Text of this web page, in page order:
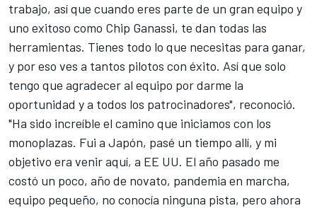
trabajo, así que cuando eres parte de un gran equipo y
uno exitoso como Chip Ganassi, te dan todas las
herramientas. Tienes todo lo que necesitas para ganar,
y por eso ves a tantos pilotos con éxito. Así que solo
tengo que agradecer al equipo por darme la
oportunidad y a todos los patrocinadores", reconoció.
"Ha sido increíble el camino que iniciamos con los
monoplazas. Fui a Japón, pasé un tiempo allí, y mi
objetivo era venir aquí, a EE UU. El año pasado me
costó un poco, año de novato, pandemia en marcha,
equipo pequeño, no conocía ninguna pista, pero ahora